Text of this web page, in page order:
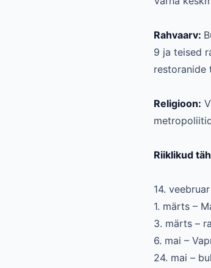
Rahvaarv:
9 ja teised
restoranide
Religioon:
Riiklikud
14.
1. märts –
3. märts –
6. mai –
24. mai –